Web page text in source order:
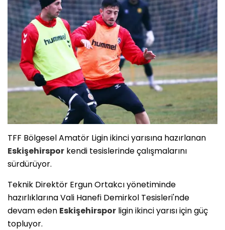
TFF Bölgesel Amatör Ligin ikinci yarısına hazırlanan
Eskişehirspor kendi tesislerinde çalışmalarını
sürdürüyor.
Teknik Direktör Ergun Ortakcı yönetiminde
hazırlıklarına Vali Hanefi Demirkol Tesisleri'nde
devam eden Eskişehirspor ligin ikinci yarısı için güç
topluyor.